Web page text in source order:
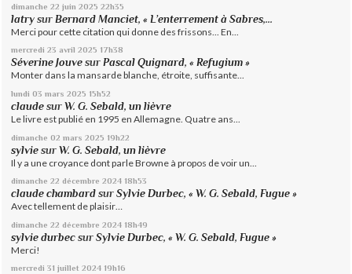
dimanche 22 juin 2025 22h35
latry surBernard Manciet, « L’enterrement à Sabres,...
Merci pour cette citation qui donne des frissons... En...
mercredi 23 avril 2025 17h38
Séverine Jouve surPascal Quignard, « Refugium »
Monter dans la mansarde blanche, étroite, suffisante...
lundi 03 mars 2025 15h52
claude surW. G. Sebald, un lièvre
Le livre est publié en 1995 en Allemagne. Quatre ans...
dimanche 02 mars 2025 19h22
sylvie surW. G. Sebald, un lièvre
Il y a une croyance dont parle Browne à propos de voir un...
dimanche 22 décembre 2024 18h53
claude chambard surSylvie Durbec, « W. G. Sebald, Fugue »
Avec tellement de plaisir…
dimanche 22 décembre 2024 18h49
sylvie durbec surSylvie Durbec, « W. G. Sebald, Fugue »
Merci!
mercredi 31 juillet 2024 19h16